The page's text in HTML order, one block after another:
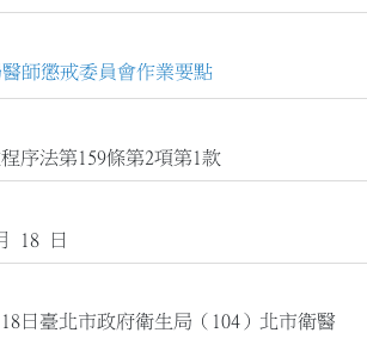
師懲戒委員會作業要點
序法第159條第2項第1款
18 日
日臺北市政府衛生局（104）北市衛醫